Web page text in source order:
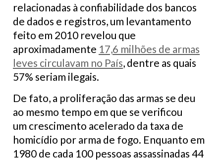
relacionadas à confiabilidade dos bancos
de dados e registros, um levantamento
feito em 2010 revelou que
aproximadamente 17,6 milhões de armas
leves circulavam no País, dentre as quais
57% seriam ilegais.
De fato, a proliferação das armas se deu
ao mesmo tempo em que se verificou
um crescimento acelerado da taxa de
homicídio por arma de fogo. Enquanto em
1980 de cada 100 pessoas assassinadas 44